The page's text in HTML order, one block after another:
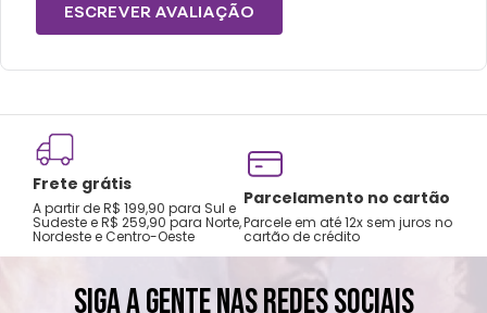
ESCREVER AVALIAÇÃO
Frete grátis
A partir de R$ 199,90 para Sul e
Sudeste e R$ 259,90 para Norte,
Nordeste e Centro-Oeste
Parcelamento no cartão
Parcele em até 12x sem juros no
cartão de crédito
SIGA A GENTE NAS REDES SOCIAIS